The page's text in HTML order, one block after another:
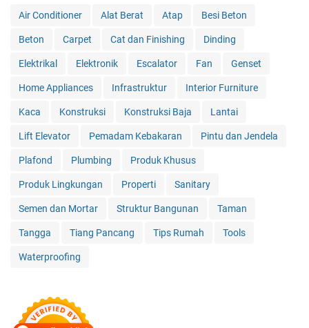
Air Conditioner Alat Berat Atap Besi Beton
Beton Carpet Cat dan Finishing Dinding
Elektrikal Elektronik Escalator Fan Genset
Home Appliances Infrastruktur Interior Furniture
Kaca Konstruksi Konstruksi Baja Lantai
Lift Elevator Pemadam Kebakaran Pintu dan Jendela
Plafond Plumbing Produk Khusus
Produk Lingkungan Properti Sanitary
Semen dan Mortar Struktur Bangunan Taman
Tangga Tiang Pancang Tips Rumah Tools
Waterproofing